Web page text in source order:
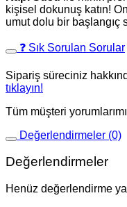
kişisel dokunuş katın!
umut dolu bir başlangıç
❓ Sık Sorulan Sorular
Sipariş süreciniz
tıklayın!
Tüm müşteri
Değerlendirmeler (0)
Değerlendirmeler
Henüz değerlendirme